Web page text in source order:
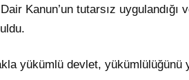
Kanun’un tutarsız uygulandığı
yükümlü devlet, yükümlülüğünü